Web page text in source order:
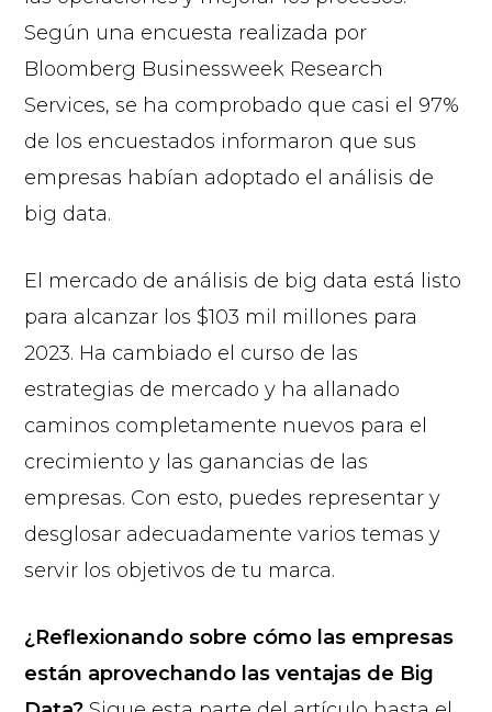
Según una encuesta realizada por
Bloomberg Businessweek Research
Services, se ha comprobado que casi el 97%
de los encuestados informaron que sus
empresas habían adoptado el análisis de
big data.
El mercado de análisis de big data está listo
para alcanzar los $103 mil millones para
2023. Ha cambiado el curso de las
estrategias de mercado y ha allanado
caminos completamente nuevos para el
crecimiento y las ganancias de las
empresas. Con esto, puedes representar y
desglosar adecuadamente varios temas y
servir los objetivos de tu marca.
¿Reflexionando sobre cómo las empresas
están aprovechando las ventajas de Big